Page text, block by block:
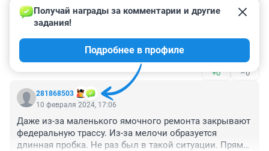
10 февраля 2024, 20:57
Целую неделю печатаю список закрытых дорог и
постоянно дороги обслуживаемые Белебеевским
ДРСУ! Скорее - НЕОБСЛУЖИВАЕМЫЕ! Летом самый
плохой асфальт там, зимой вообще не чищенные
дороги! Куда уходят выделяемые из бюджета деньги,
ведь их дают одинаково всем ДРСУ, но одни за те же
деньги чистят, а эти? И годами никто не делает
вывод: почему до сих пор на месте начальник
Белебеевского ДРСУ?
+0 –0
281868503
Получай награды за комментарии и другие
задания!
Подробнее в профиле
10 февраля 2024, 17:06
Даже из-за маленького ямочного ремонта закрывают
федеральную трассу. Из-за мелочи образуется
длинная пробка. Не раз был в такой ситуации. Прямо